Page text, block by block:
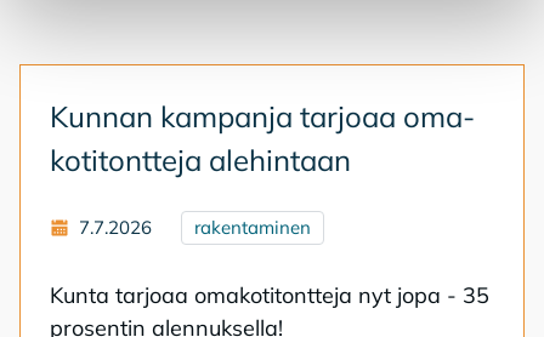
Kun­nan kam­pan­ja tar­jo­aa oma­
ko­ti­tont­te­ja ale­hin­taan
7.7.2026 rakentaminen
Kun­ta tar­jo­aa oma­ko­ti­tont­te­ja nyt jopa - 35
pro­sen­tin alen­nuk­sel­la!